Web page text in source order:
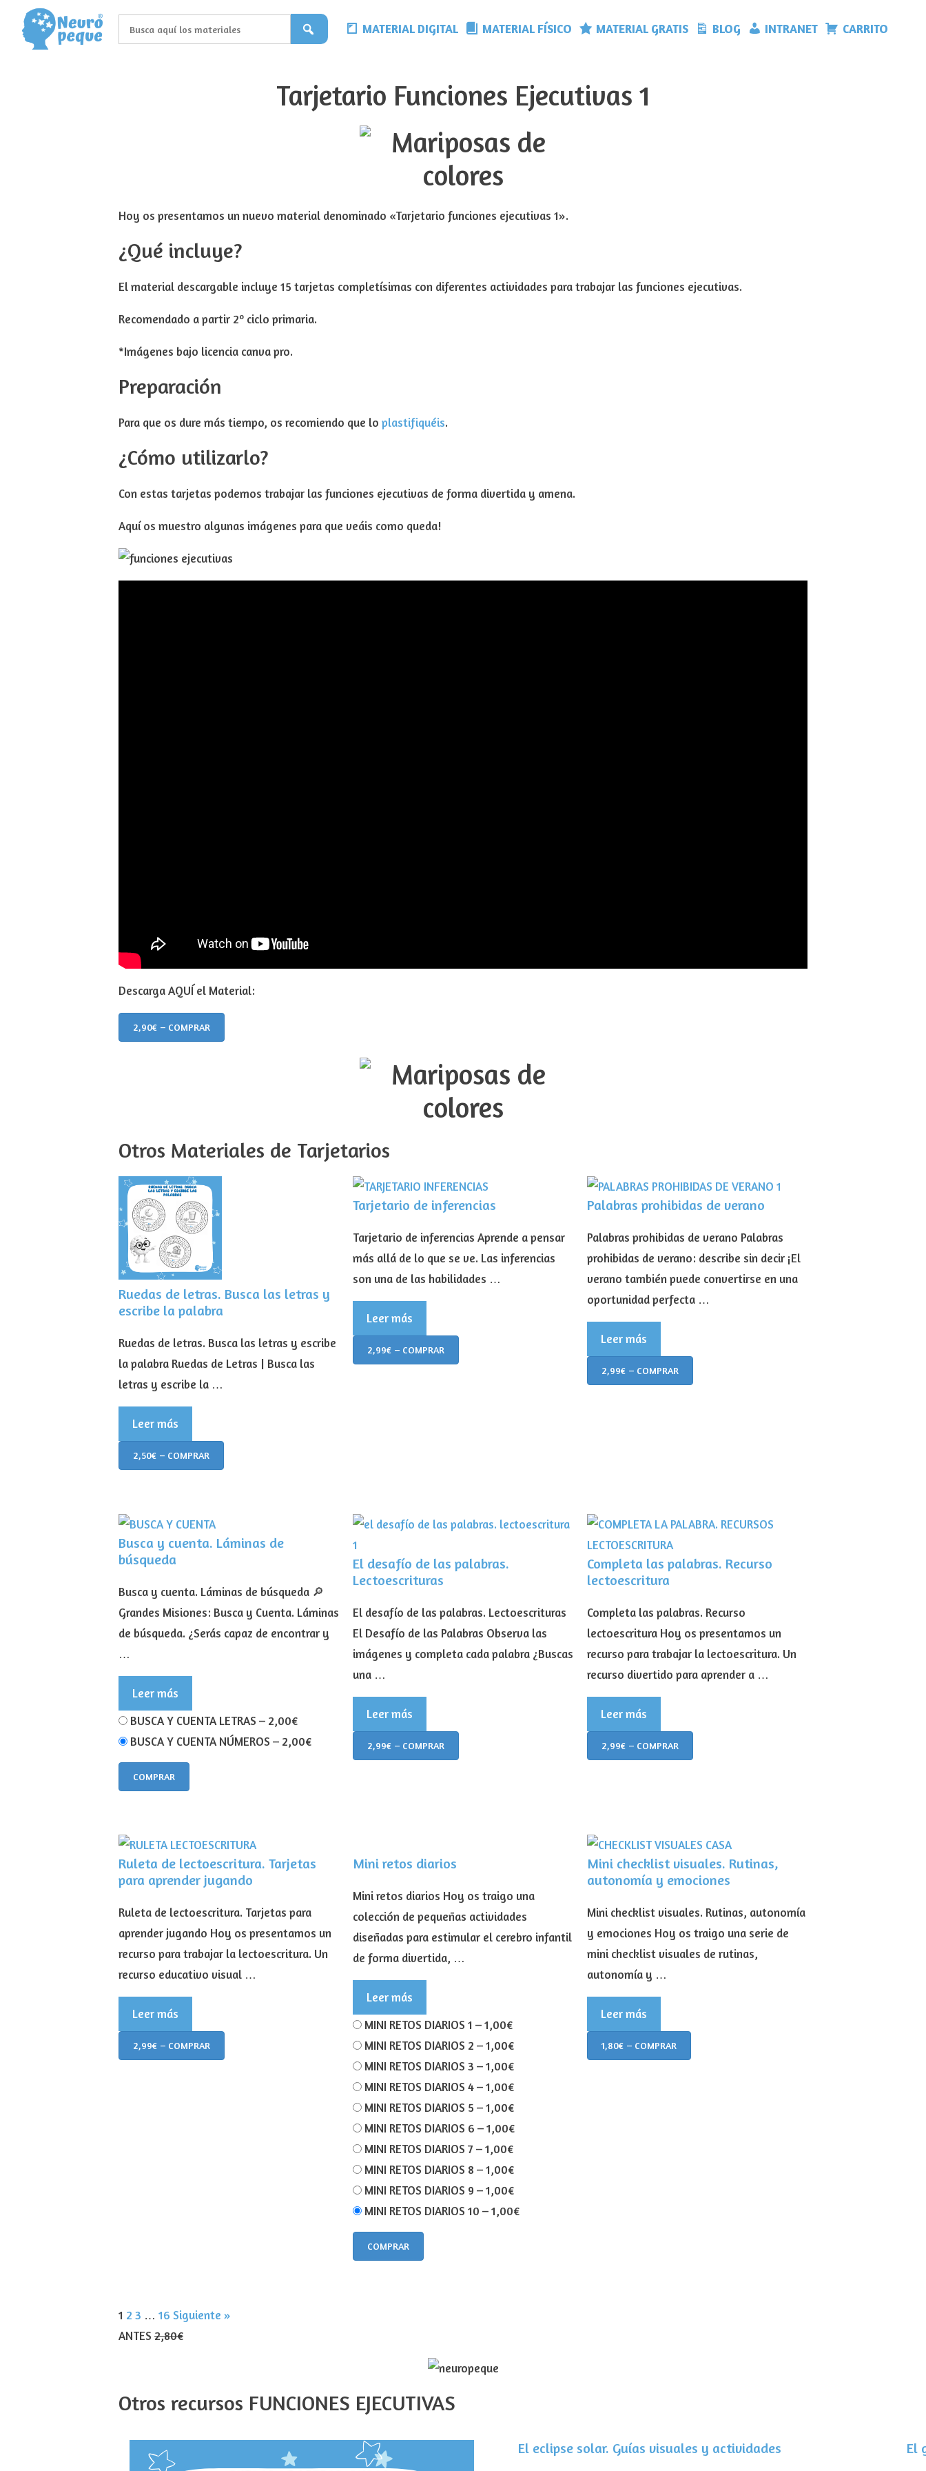
Saltar
contenido
MATERIAL DIGITAL MATERIAL FÍSICO MATERIAL GRATIS BLOG INTRANET CARRITO
Tarjetario Funciones Ejecutivas 1
Hoy os presentamos un nuevo material denominado «Tarjetario funciones ejecutivas 1».
¿Qué incluye?
El material descargable incluye 15 tarjetas completísimas con diferentes actividades para trabajar las funciones ejecutivas.
Recomendado a partir 2º ciclo primaria.
*Imágenes bajo licencia canva pro.
Preparación
Para que os dure más tiempo, os recomiendo que lo plastifiquéis.
¿Cómo utilizarlo?
Con estas tarjetas podemos trabajar las funciones ejecutivas de forma divertida y amena.
Aquí os muestro algunas imágenes para que veáis como queda!
Descarga AQUÍ el Material:
2,90€ – COMPRAR
Otros Materiales de Tarjetarios
Ruedas de letras. Busca las letras y
escribe la palabra
Ruedas de letras. Busca las letras y escribe
la palabra Ruedas de Letras | Busca las
letras y escribe la …
Leer más
2,50€ – COMPRAR
Tarjetario de inferencias
Tarjetario de inferencias Aprende a pensar
más allá de lo que se ve. Las inferencias
son una de las habilidades …
Leer más
2,99€ – COMPRAR
Palabras prohibidas de verano
Palabras prohibidas de verano Palabras
prohibidas de verano: describe sin decir ¡El
verano también puede convertirse en una
oportunidad perfecta …
Leer más
2,99€ – COMPRAR
Busca y cuenta. Láminas de
búsqueda
Busca y cuenta. Láminas de búsqueda 🔎
Grandes Misiones: Busca y Cuenta. Láminas
de búsqueda. ¿Serás capaz de encontrar y
…
Leer más
BUSCA Y CUENTA LETRAS – 2,00€
BUSCA Y CUENTA NÚMEROS – 2,00€
COMPRAR
El desafío de las palabras.
Lectoescrituras
El desafío de las palabras. Lectoescrituras
El Desafío de las Palabras Observa las
imágenes y completa cada palabra ¿Buscas
una …
Leer más
2,99€ – COMPRAR
Completa las palabras. Recurso
lectoescritura
Completa las palabras. Recurso
lectoescritura Hoy os presentamos un
recurso para trabajar la lectoescritura. Un
recurso divertido para aprender a …
Leer más
2,99€ – COMPRAR
Ruleta de lectoescritura. Tarjetas
para aprender jugando
Ruleta de lectoescritura. Tarjetas para
aprender jugando Hoy os presentamos un
recurso para trabajar la lectoescritura. Un
recurso educativo visual …
Leer más
2,99€ – COMPRAR
Mini retos diarios
Mini retos diarios Hoy os traigo una
colección de pequeñas actividades
diseñadas para estimular el cerebro infantil
de forma divertida, …
Leer más
MINI RETOS DIARIOS 1 –1,00€
MINI RETOS DIARIOS 2 –1,00€
MINI RETOS DIARIOS 3 –1,00€
MINI RETOS DIARIOS 4–1,00€
MINI RETOS DIARIOS 5 –1,00€
MINI RETOS DIARIOS 6 –1,00€
MINI RETOS DIARIOS 7 –1,00€
MINI RETOS DIARIOS 8 –1,00€
MINI RETOS DIARIOS 9 –1,00€
MINI RETOS DIARIOS 10 –1,00€
COMPRAR
Mini checklist visuales. Rutinas,
autonomía y emociones
Mini checklist visuales. Rutinas, autonomía
y emociones Hoy os traigo una serie de
mini checklist visuales de rutinas,
autonomía y …
Leer más
1,80€ – COMPRAR
1 2 3 … 16 Siguiente »
ANTES 2,80€
Otros recursos FUNCIONES EJECUTIVAS
El eclipse solar. Guías visuales y actividades El